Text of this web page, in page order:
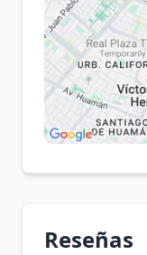
Reseñas